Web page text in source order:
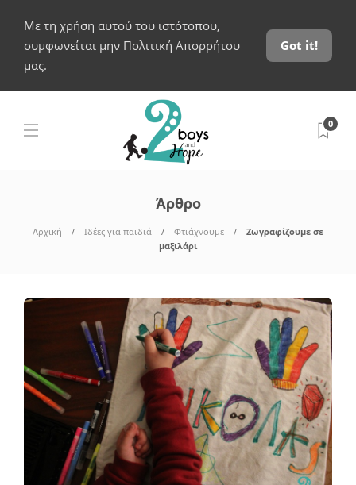
Με τη χρήση αυτού του ιστότοπου,
συμφωνείται μην Πολιτική Απορρήτου
μας.
Got it!
0
Άρθρο
Αρχική Ιδέες για παιδιά Φτιάχνουμε
Ζωγραφίζουμε σε
μαξιλάρι